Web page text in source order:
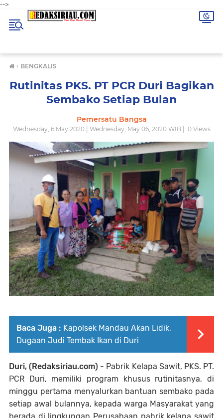
-->
› BENGKALIS
Rutinitas PKS. PT PCR Duri Bagikan
Sembako Setiap Bulan
Pemersatu Bangsa
Wednesday, 6 May 2020 | Wednesday, May 06, 2020 WIB | 0Views
Baca Juga : Kapolsek Mandau Akan Lidik,
Dugaan Judi Tembak Ikan di Duri
Duri, (Redaksiriau.com) - Pabrik Kelapa Sawit, PKS. PT.
PCR Duri, memiliki program khusus rutinitasnya, di
minggu pertama menyalurkan bantuan sembako pada
setiap awal bulannya, kepada warga Masyarakat yang